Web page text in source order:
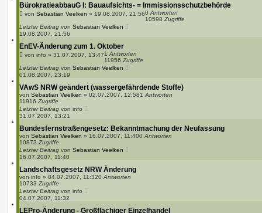
BürokratieabbauG I: Bauaufsichts- = Immissionsschutzbehörde
von Sebastian Veelken » 19.08.2007, 21:560 Antworten
10598 Zugriffe
Letzter Beitrag von Sebastian Veelken
19.08.2007, 21:56
EnEV-Änderung zum 1. Oktober
von info » 31.07.2007, 13:471 Antworten
11956 Zugriffe
Letzter Beitrag von Sebastian Veelken
01.08.2007, 23:19
VAwS NRW geändert (wassergefährdende Stoffe)
von Sebastian Veelken » 02.07.2007, 12:581 Antworten
11916 Zugriffe
Letzter Beitrag von info
31.07.2007, 13:21
Bundesfernstraßengesetz: Bekanntmachung der Neufassung
von Sebastian Veelken » 16.07.2007, 11:400 Antworten
10873 Zugriffe
Letzter Beitrag von Sebastian Veelken
16.07.2007, 11:40
Landschaftsgesetz NRW Änderung
von info » 04.07.2007, 11:320 Antworten
10733 Zugriffe
Letzter Beitrag von info
04.07.2007, 11:32
LEPro-Änderung - Großflächiger Einzelhandel